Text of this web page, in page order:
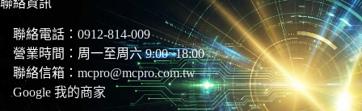
聯絡資訊
聯絡電話： 0912-814-009
營業時間：周一至周六 9:00~18:00
聯絡信箱： mcpro@mcpro.com.tw
Google 我的商家